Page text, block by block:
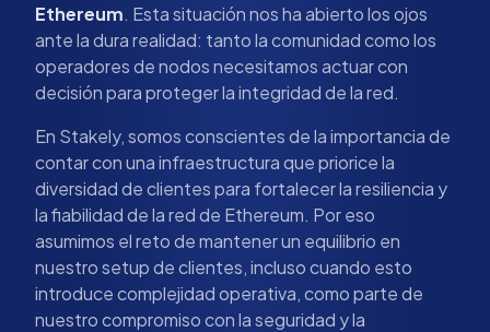
Ethereum. Esta situación nos ha abierto los ojos
ante la dura realidad: tanto la comunidad como los
operadores de nodos necesitamos actuar con
decisión para proteger la integridad de la red.
En Stakely, somos conscientes de la importancia de
contar con una infraestructura que priorice la
diversidad de clientes para fortalecer la resiliencia y
la fiabilidad de la red de Ethereum. Por eso
asumimos el reto de mantener un equilibrio en
nuestro setup de clientes, incluso cuando esto
introduce complejidad operativa, como parte de
nuestro compromiso con la seguridad y la